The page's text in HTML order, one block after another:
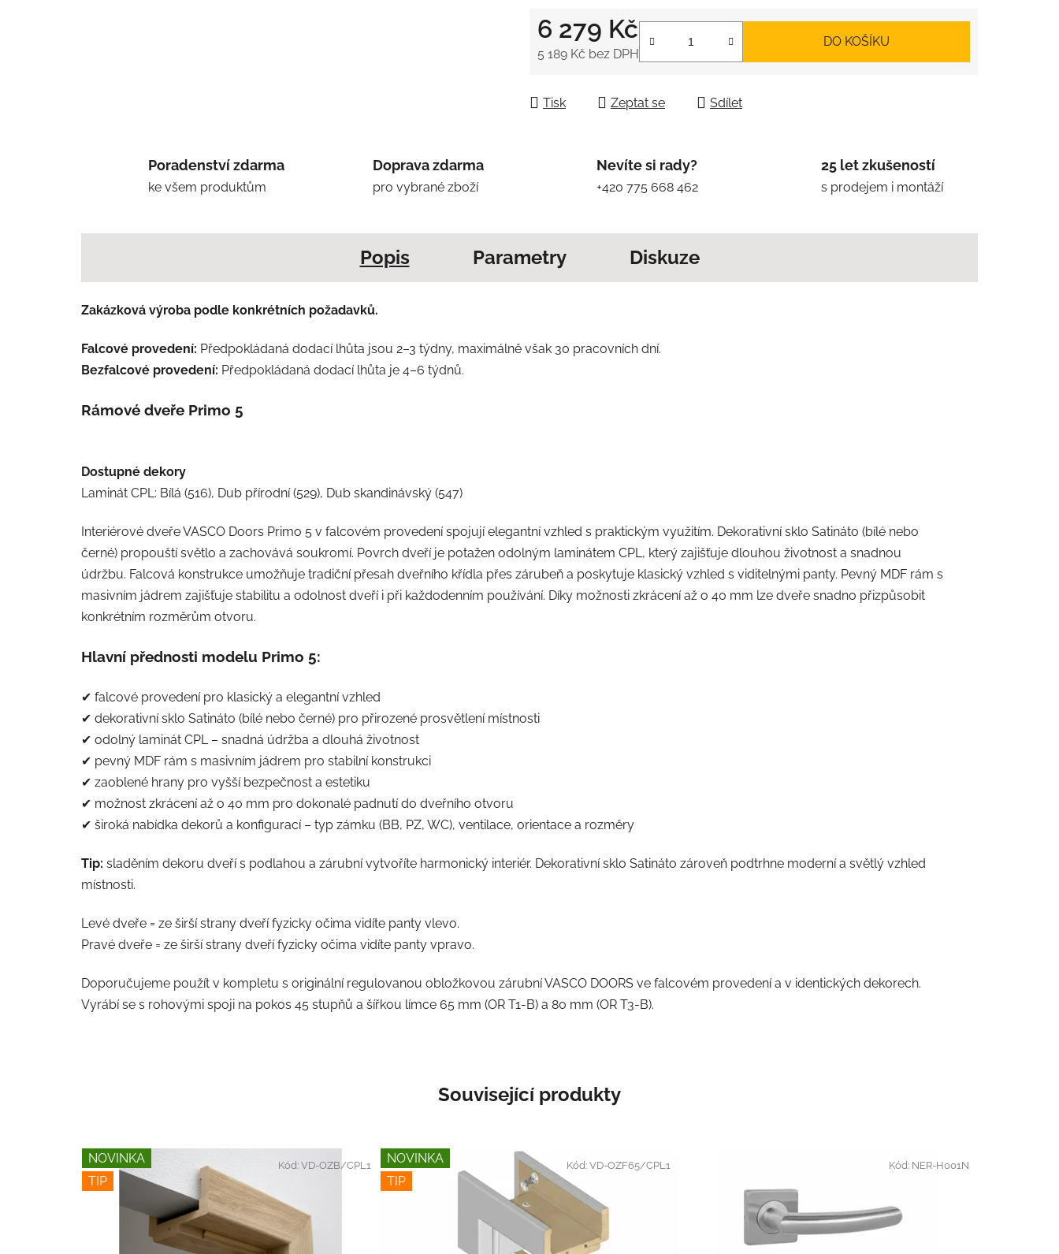
6 279 Kč
5 189 Kč bez DPH
DO KOŠÍKU
Tisk Zeptat se Sdílet
Poradenství zdarma
ke všem produktům
Doprava zdarma
pro vybrané zboží
Nevíte si rady?
+420 775 668 462
25 let zkušeností
s prodejem i montáží
Popis Parametry Diskuze
Zakázková výroba podle konkrétních požadavků.
Falcové provedení: Předpokládaná dodací lhůta jsou 2–3 týdny, maximálně však 30 pracovních dní.
Bezfalcové provedení: Předpokládaná dodací lhůta je 4–6 týdnů.
Rámové dveře Primo 5
Dostupné dekory
Laminát CPL: Bílá (516), Dub přírodní (529), Dub skandinávský (547)
Interiérové dveře VASCO Doors Primo 5 v falcovém provedení spojují elegantní vzhled s praktickým využitím. Dekorativní sklo Satináto (bílé nebo
černé) propouští světlo a zachovává soukromí. Povrch dveří je potažen odolným laminátem CPL, který zajišťuje dlouhou životnost a snadnou
údržbu. Falcová konstrukce umožňuje tradiční přesah dveřního křídla přes zárubeň a poskytuje klasický vzhled s viditelnými panty. Pevný MDF rám s
masivním jádrem zajišťuje stabilitu a odolnost dveří i při každodenním používání. Díky možnosti zkrácení až o 40 mm lze dveře snadno přizpůsobit
konkrétním rozměrům otvoru.
Hlavní přednosti modelu Primo 5:
✔ falcové provedení pro klasický a elegantní vzhled
✔ dekorativní sklo Satináto (bílé nebo černé) pro přirozené prosvětlení místnosti
✔ odolný laminát CPL – snadná údržba a dlouhá životnost
✔ pevný MDF rám s masivním jádrem pro stabilní konstrukci
✔ zaoblené hrany pro vyšší bezpečnost a estetiku
✔ možnost zkrácení až o 40 mm pro dokonalé padnutí do dveřního otvoru
✔ široká nabídka dekorů a konfigurací – typ zámku (BB, PZ, WC), ventilace, orientace a rozměry
Tip: sladěním dekoru dveří s podlahou a zárubní vytvoříte harmonický interiér. Dekorativní sklo Satináto zároveň podtrhne moderní a světlý vzhled
místnosti.
Levé dveře = ze širší strany dveří fyzicky očima vidíte panty vlevo.
Pravé dveře = ze širší strany dveří fyzicky očima vidíte panty vpravo.
Doporučujeme použít v kompletu s originální regulovanou obložkovou zárubní VASCO DOORS ve falcovém provedení a v identických dekorech.
Vyrábí se s rohovými spoji na pokos 45 stupňů a šířkou límce 65 mm (OR T1-B) a 80 mm (OR T3-B).
Související produkty
NOVINKA
TIP
Kód:VD-OZB/CPL1
NOVINKA
TIP
Kód:VD-OZF65/CPL1 Kód: NER-H001N